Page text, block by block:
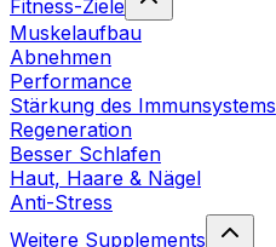
Fitness-Ziele
Muskelaufbau
Abnehmen
Performance
Stärkung des Immunsystems
Regeneration
Besser Schlafen
Haut, Haare & Nägel
Anti-Stress
Weitere Supplements